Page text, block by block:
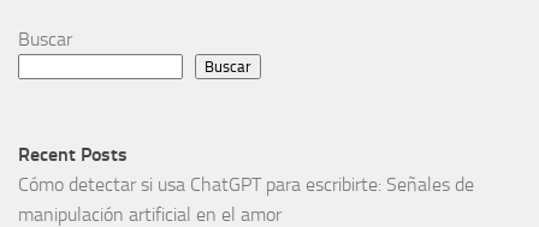
Buscar
Buscar
Recent Posts
Cómo detectar si usa ChatGPT para escribirte: Señales de
manipulación artificial en el amor